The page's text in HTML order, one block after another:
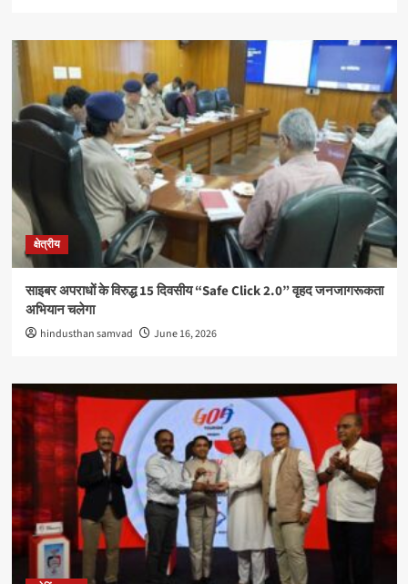
क्षेत्रीय
साइबर अपराधों के विरुद्ध 15 दिवसीय “Safe Click 2.0” वृहद जनजागरूकता
अभियान चलेगा
hindusthan samvad June 16, 2026